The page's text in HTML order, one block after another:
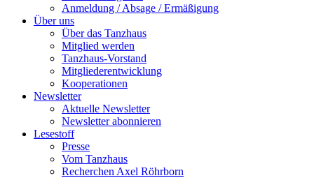
Anmeldung / Absage / Ermäßigung
Über uns
Über das Tanzhaus
Mitglied werden
Tanzhaus-Vorstand
Mitgliederentwicklung
Kooperationen
Newsletter
Aktuelle Newsletter
Newsletter abonnieren
Lesestoff
Presse
Vom Tanzhaus
Recherchen Axel Röhrborn